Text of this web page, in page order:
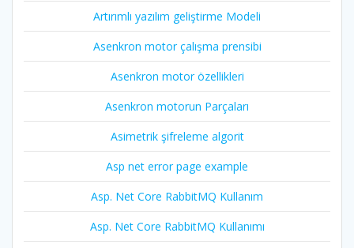
Artırımlı yazılım geliştirme Modeli
Asenkron motor çalışma prensibi
Asenkron motor özellikleri
Asenkron motorun Parçaları
Asimetrik şifreleme algorit
Asp net error page example
Asp. Net Core RabbitMQ Kullanım
Asp. Net Core RabbitMQ Kullanımı